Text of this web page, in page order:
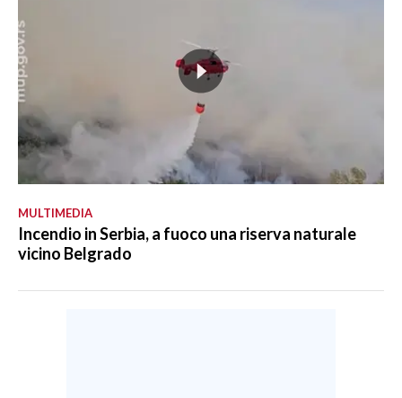
MULTIMEDIA
Incendio in Serbia, a fuoco una riserva naturale
vicino Belgrado